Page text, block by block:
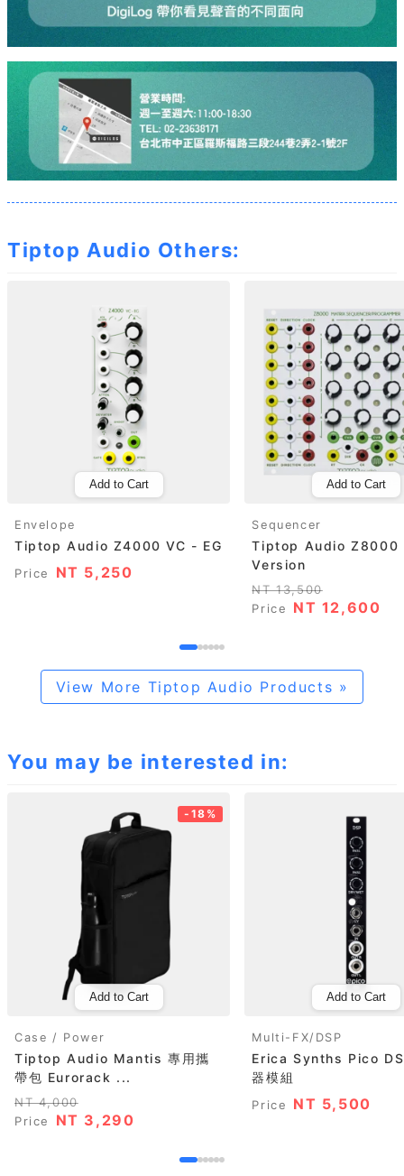
Tiptop Audio Others:
Add to Cart
Envelope
Tiptop Audio Z4000 VC - EG
Price NT 5,250
Add to Cart
Sequencer
Tiptop Audio Z8000
Version
NT 13,500
Price
NT 12,600
View More Tiptop Audio Products »
You may be interested in:
-18%
Add to Cart
Case / Power
Tiptop Audio Mantis 專用攜
帶包 Eurorack ...
NT 4,000
Price
NT 3,290
Add to Cart
Multi-FX/DSP
Erica Synths Pico
器模組
Price NT 5,500